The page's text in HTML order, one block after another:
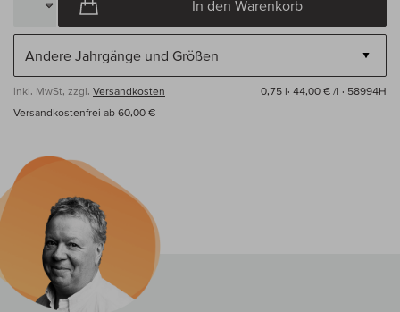
In den Warenkorb
inkl. MwSt, zzgl. Versandkosten 0,75 l· 44,00 € /l · 58994H
Versandkostenfrei ab 60,00 €